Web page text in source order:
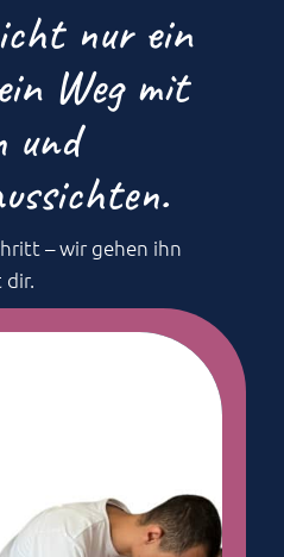
nur ein
Weg mit
und
– wir gehen ihn
dir.